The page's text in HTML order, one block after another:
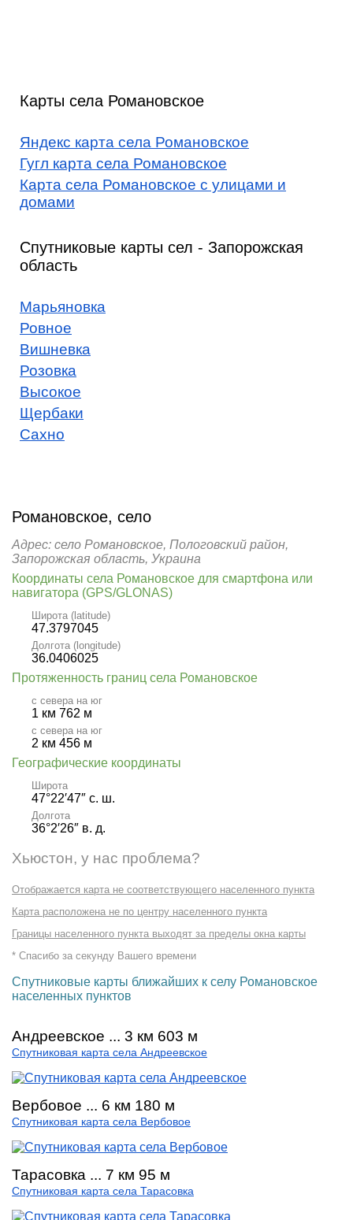
Карты села Романовское
Яндекс карта села Романовское
Гугл карта села Романовское
Карта села Романовское с улицами и
домами
Спутниковые карты сел - Запорожская
область
Марьяновка
Ровное
Вишневка
Розовка
Высокое
Щербаки
Сахно
Романовское, село
Адрес: село Романовское, Пологовский район,
Запорожская область, Украина
Координаты села Романовское для смартфона или
навигатора (GPS/GLONAS)
Широта (latitude)
47.3797045
Долгота (longitude)
36.0406025
Протяженность границ села Романовское
с севера на юг
1 км 762 м
с севера на юг
2 км 456 м
Географические координаты
Широта
47°22′47″ с. ш.
Долгота
36°2′26″ в. д.
Хьюстон, у нас проблема?
Отображается карта не соответствующего населенного пункта
Карта расположена не по центру населенного пункта
Границы населенного пункта выходят за пределы окна карты
* Спасибо за секунду Вашего времени
Спутниковые карты ближайших к селу Романовское
населенных пунктов
Андреевское ... 3 км 603 м
Спутниковая карта села Андреевское
Вербовое ... 6 км 180 м
Спутниковая карта села Вербовое
Тарасовка ... 7 км 95 м
Спутниковая карта села Тарасовка